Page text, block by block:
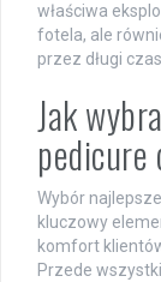
właściwa
fotela, ale
przez długi
Jak
Wybór
kluczowy
komfort
Przede